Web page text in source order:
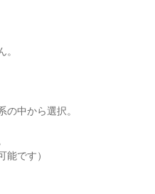
中から選択。
能です）